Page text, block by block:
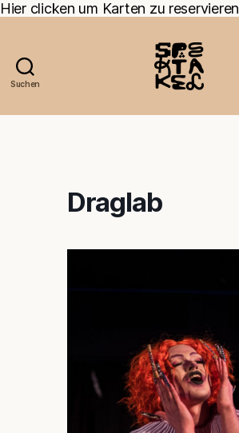
Hier clicken um Karten zu reservieren
Suchen
Draglab